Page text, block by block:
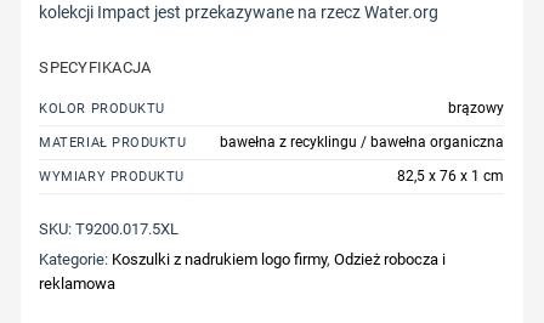
kolekcji Impact jest przekazywane na rzecz Water.org
SPECYFIKACJA
KOLOR PRODUKTU brązowy
MATERIAŁ PRODUKTU bawełna z recyklingu / bawełna organiczna
WYMIARY PRODUKTU 82,5 x 76 x 1 cm
SKU:T9200.017.5XL
Kategorie: Koszulki z nadrukiem logo firmy,Odzież robocza i
reklamowa